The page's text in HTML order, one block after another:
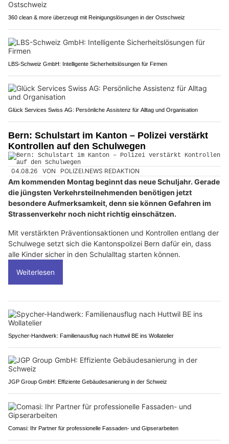
360 clean & more überzeugt mit Reinigungslösungen in der Ostschweiz
LBS-Schweiz GmbH: Intelligente Sicherheitslösungen für Firmen
Glück Services Swiss AG: Persönliche Assistenz für Alltag und Organisation
Bern: Schulstart im Kanton – Polizei verstärkt
Kontrollen auf den Schulwegen
04.08.26 VON POLIZEI.NEWS REDAKTION
Am kommenden Montag beginnt das neue Schuljahr. Gerade
die jüngsten Verkehrsteilnehmenden benötigen jetzt
besondere Aufmerksamkeit, denn sie können Gefahren im
Strassenverkehr noch nicht richtig einschätzen.
Mit verstärkten Präventionsaktionen und Kontrollen entlang der
Schulwege setzt sich die Kantonspolizei Bern dafür ein, dass
alle Kinder sicher in den Schulalltag starten können.
Weiterlesen
Spycher-Handwerk: Familienausflug nach Huttwil BE ins Wollatelier
JGP Group GmbH: Effiziente Gebäudesanierung in der Schweiz
Comasi: Ihr Partner für professionelle Fassaden- und Gipserarbeiten